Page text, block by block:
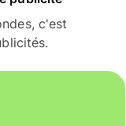
c'est